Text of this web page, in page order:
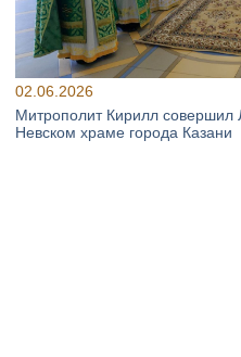
02.06.2026
Митрополит Кирилл совершил
Невском храме города Казани